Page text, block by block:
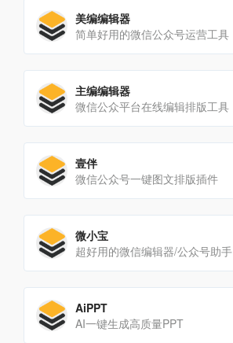
美编编辑器
简单好用的微信公众号运营工具
主编编辑器
微信公众平台在线编辑排版工具
壹伴
微信公众号一键图文排版插件
微小宝
超好用的微信编辑器/公众号助手
AiPPT
AI一键生成高质量PPT